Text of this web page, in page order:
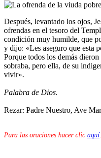
Después, levantado los ojos,
ofrendas en el tesoro del
condición muy humilde, que
y dijo: «Les aseguro que esta
Porque todos los demás
sobraba, pero ella, de su
vivir».
Palabra de Dios.
Rezar: Padre Nuestro, Ave
Para las oraciones hacer clic aquí.